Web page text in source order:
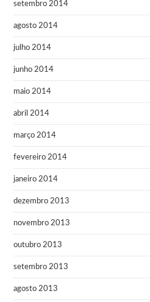
setembro 2014
agosto 2014
julho 2014
junho 2014
maio 2014
abril 2014
março 2014
fevereiro 2014
janeiro 2014
dezembro 2013
novembro 2013
outubro 2013
setembro 2013
agosto 2013